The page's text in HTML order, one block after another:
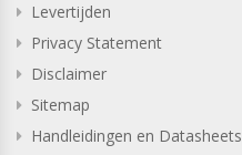
Levertijden
Privacy Statement
Disclaimer
Sitemap
Handleidingen en Datasheets